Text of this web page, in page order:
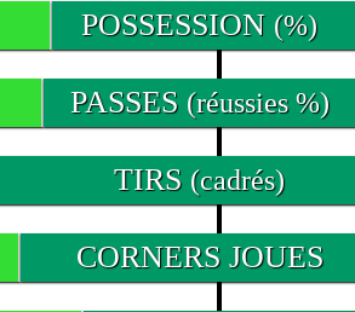
POSSESSION (%)
PASSES (réussies %)
TIRS (cadrés)
CORNERS JOUES